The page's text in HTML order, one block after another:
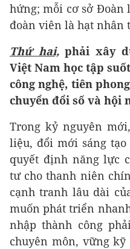
hứng; mỗi cơ sở
đoàn viên là hạt nhân
Thứ hai,phải xây
Việt Nam học tập
công nghệ, tiên
chuyển đổi số và hội
Trong kỷ nguyên
liệu, đổi mới sáng
quyết định năng lực
tư cho thanh niên
cạnh tranh lâu dài
muốn phát triển
nhập thành công
chuyên môn, vững kỹ